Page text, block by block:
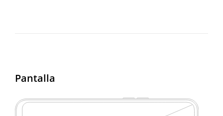
Pantalla